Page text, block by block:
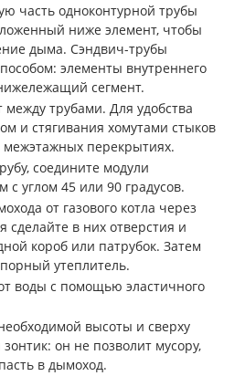
часть одноконтурной трубы
ниже элемент, чтобы
дыма. Сэндвич-трубы
элементы внутреннего
сегмент.
между трубами. Для удобства
и стягивания хомутами стыков
перекрытиях.
соедините модули
с углом 45 или 90 градусов.
от газового котла через
в них отверстия и
короб или патрубок. Затем
утеплитель.
воды с помощью эластичного
высоты и сверху
он не позволит мусору,
в дымоход.